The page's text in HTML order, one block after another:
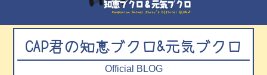
CAP君の知恵ブクロ&元気ブクロ
Official BLOG